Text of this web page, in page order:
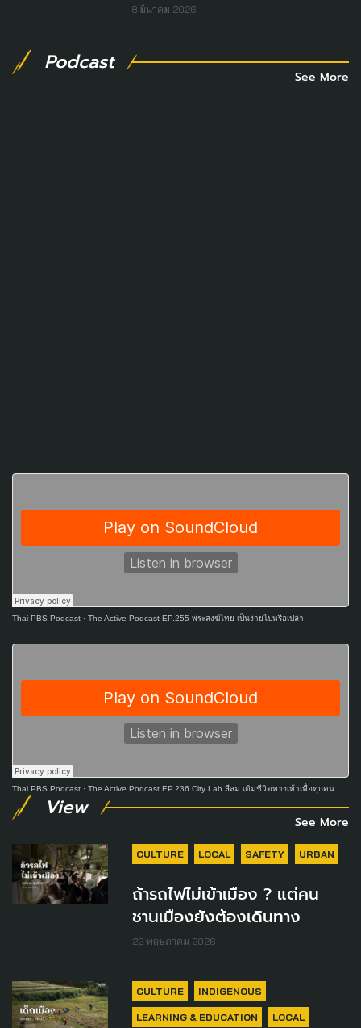
8 มีนาคม 2026
Podcast
See More
Thai PBS Podcast · The Active Podcast EP.255 พระสงฆ์ไทย เป็นง่ายไปหรือเปล่า
Thai PBS Podcast · The Active Podcast EP.236 City Lab สีลม เติมชีวิตทางเท้าเพื่อทุกคน
View
See More
CULTURE LOCAL SAFETY URBAN
ถ้ารถไฟไม่เข้าเมือง ? แต่คน
ชานเมืองยังต้องเดินทาง
22 พฤษภาคม 2026
CULTURE INDIGENOUS
LEARNING & EDUCATION LOCAL